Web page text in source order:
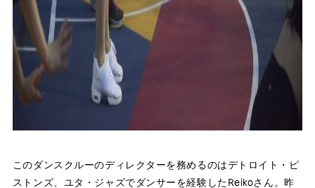
このダンスクルーのディレクターを務めるのはデトロイト・ピ
ストンズ、ユタ・ジャズでダンサーを経験したReikoさん。昨